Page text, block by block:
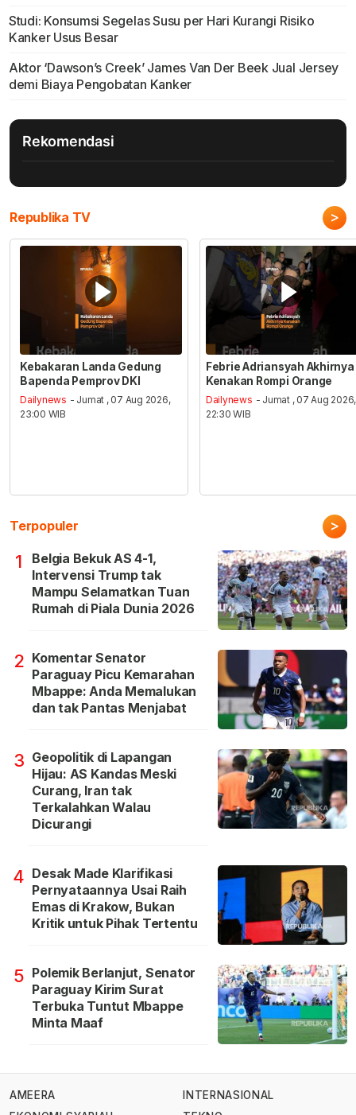
Studi: Konsumsi Segelas Susu per Hari Kurangi Risiko
Kanker Usus Besar
Aktor ‘Dawson’s Creek’ James Van Der Beek Jual Jersey
demi Biaya Pengobatan Kanker
Rekomendasi
Republika TV >
Kebakaran Landa Gedung
Bapenda Pemprov DKI
Dailynews - Jumat , 07 Aug 2026,
23:00 WIB
Febrie Adriansyah Akhirnya
Kenakan Rompi Orange
Dailynews - Jumat , 07 Aug 2026,
22:30 WIB
Terpopuler >
1
Belgia Bekuk AS 4-1,
Intervensi Trump tak
Mampu Selamatkan Tuan
Rumah di Piala Dunia 2026
2 Komentar Senator
Paraguay Picu Kemarahan
Mbappe: Anda Memalukan
dan tak Pantas Menjabat
3 Geopolitik di Lapangan
Hijau: AS Kandas Meski
Curang, Iran tak
Terkalahkan Walau
Dicurangi
4 Desak Made Klarifikasi
Pernyataannya Usai Raih
Emas di Krakow, Bukan
Kritik untuk Pihak Tertentu
5 Polemik Berlanjut, Senator
Paraguay Kirim Surat
Terbuka Tuntut Mbappe
Minta Maaf
AMEERA
INTERNASIONAL